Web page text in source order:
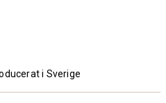
i Sverige